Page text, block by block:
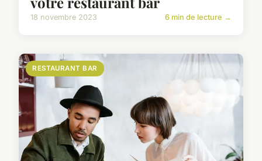
18 novembre 2023 6 min de lecture →
RESTAURANT BAR